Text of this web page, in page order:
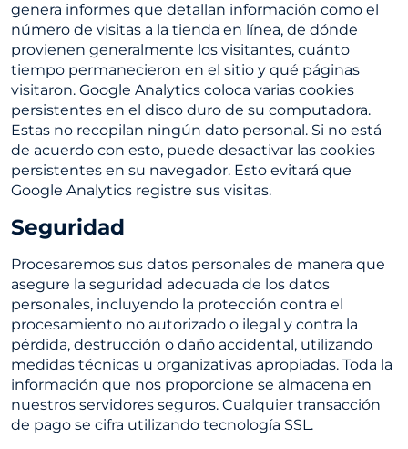
genera informes que detallan información como el
número de visitas a la tienda en línea, de dónde
provienen generalmente los visitantes, cuánto
tiempo permanecieron en el sitio y qué páginas
visitaron. Google Analytics coloca varias cookies
persistentes en el disco duro de su computadora.
Estas no recopilan ningún dato personal. Si no está
de acuerdo con esto, puede desactivar las cookies
persistentes en su navegador. Esto evitará que
Google Analytics registre sus visitas.
Seguridad
Procesaremos sus datos personales de manera que
asegure la seguridad adecuada de los datos
personales, incluyendo la protección contra el
procesamiento no autorizado o ilegal y contra la
pérdida, destrucción o daño accidental, utilizando
medidas técnicas u organizativas apropiadas. Toda la
información que nos proporcione se almacena en
nuestros servidores seguros. Cualquier transacción
de pago se cifra utilizando tecnología SSL.